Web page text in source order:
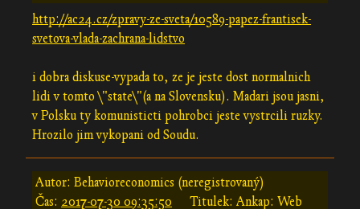
http://ac24.cz/zpravy-ze-sveta/10589-papez-frantisek-
svetova-vlada-zachrana-lidstvo
i dobra diskuse-vypada to, ze je jeste dost normalnich
lidi v tomto \"state\"(a na Slovensku). Madari jsou jasni,
v Polsku ty komunisticti pohrobci jeste vystrcili ruzky.
Hrozilo jim vykopani od Soudu.
Autor: Behavioreconomics (neregistrovaný)
Čas: 2017-07-30 09:35:50
Titulek: Ankap: Web